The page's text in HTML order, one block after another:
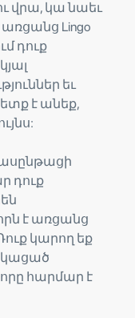
վրա, կա նաեւ
առցանց Lingo
դուք
եւ
է անեք,
դուք
է առցանց
կարող եք
հարմար է